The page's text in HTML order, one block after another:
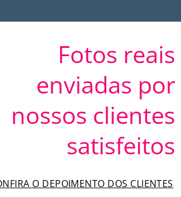
Fotos reais
enviadas por
nossos clientes
satisfeitos
O DEPOIMENTO DOS CLIENTES